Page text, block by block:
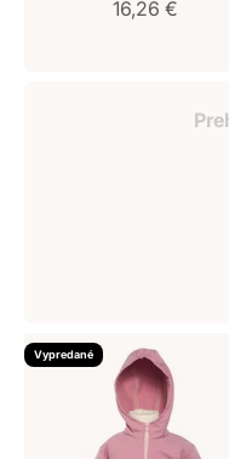
Predajná cena
16,26 €
Vypredané